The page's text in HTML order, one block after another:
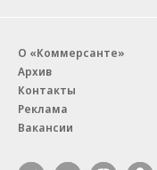
О «Коммерсанте»
Архив
Контакты
Реклама
Вакансии